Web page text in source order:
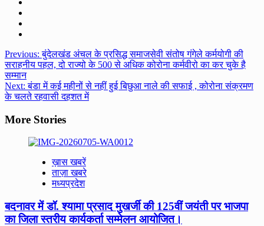
Post
navigation
Previous:बुंदेलखंड अंचल के प्रसिद्ध समाजसेवी संतोष गंगेले कर्मयोगी की
सराहनीय पहल, दो राज्यो के 500 से अधिक कोरोना कर्मवीरो का कर चुके है
सम्मान
Next:बंडा में कई महीनों से नहीं हुई बिछुआ नाले की सफाई , कोरोना संक्रमण
के चलते रहवासी दहशत में
More Stories
ख़ास खबरें
ताज़ा खबरे
मध्यप्रदेश
बदनावर में डॉ. श्यामा प्रसाद मुखर्जी की 125वीं जयंती पर भाजपा
का जिला स्तरीय कार्यकर्ता सम्मेलन आयोजित।